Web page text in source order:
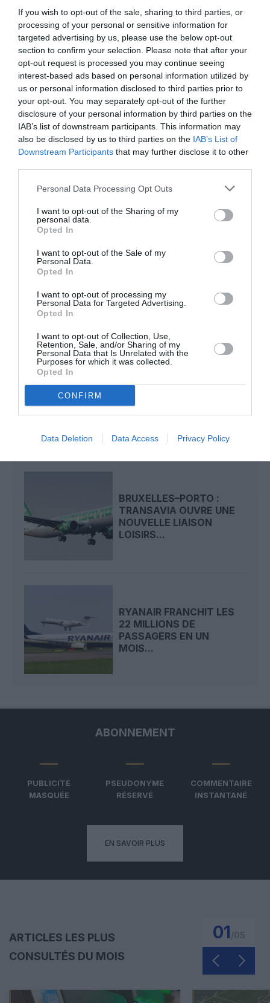
If you wish to opt-out of the sale, sharing to third parties, or
processing of your personal or sensitive information for
targeted advertising by us, please use the below opt-out
section to confirm your selection. Please note that after your
opt-out request is processed you may continue seeing
interest-based ads based on personal information utilized by
us or personal information disclosed to third parties prior to
your opt-out. You may separately opt-out of the further
disclosure of your personal information by third parties on the
IAB’s list of downstream participants. This information may
also be disclosed by us to third parties on the IAB’s List of
Downstream Participants that may further disclose it to other
Personal Data Processing Opt Outs
I want to opt-out of the Sharing of my
personal data.
Opted In
I want to opt-out of the Sale of my
Personal Data.
Opted In
I want to opt-out of processing my
Personal Data for Targeted Advertising.
Opted In
I want to opt-out of Collection, Use,
Retention, Sale, and/or Sharing of my
Personal Data that Is Unrelated with the
Purposes for which it was collected.
Opted In
CONFIRM
Data Deletion Data Access Privacy Policy
DERNIERS COMMENTAIRES
Davea commenté l'article :
Flynas ouvre une ligne directe entre Médine et
Bruxelles
Ah Bon ?a commenté l'article :
SWISS : la rentabilité relance le débat sur son
aeroport ryanair
LIRE AUSSI
RYANAIR AU MAROC : UN
PROGRAMME HIVERNAL
RECORD POUR RELIER...
BRUXELLES–PORTO :
TRANSAVIA OUVRE UNE
NOUVELLE LIAISON
LOISIRS...
RYANAIR FRANCHIT LES
22 MILLIONS DE
PASSAGERS EN UN
MOIS...
ABONNEMENT
PUBLICITÉ
MASQUÉE
PSEUDONYME
RÉSERVÉ
COMMENTAIRE
INSTANTANÉ
EN SAVOIR PLUS
ARTICLES LES PLUS
CONSULTÉS DU MOIS
01